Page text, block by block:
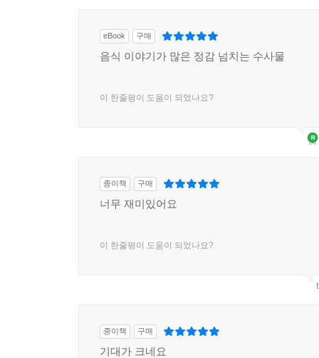
eBook 구매
음식 이야기가 많은 정감 넘치는 수사물
이 한줄평이 도움이 되었나요?
종이책 구매
너무 재미있어요
이 한줄평이 도움이 되었나요?
종이책 구매
기대가 크네요